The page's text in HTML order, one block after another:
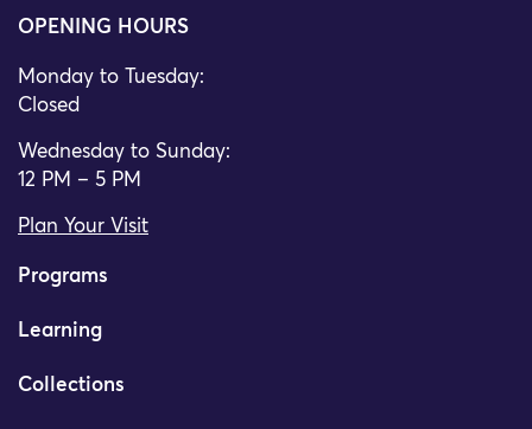
OPENING HOURS
Monday to Tuesday:
Closed
Wednesday to Sunday:
12 PM – 5 PM
Plan Your Visit
Programs
Learning
Collections